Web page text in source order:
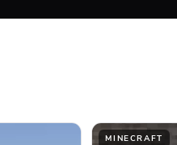
MINECRAFT